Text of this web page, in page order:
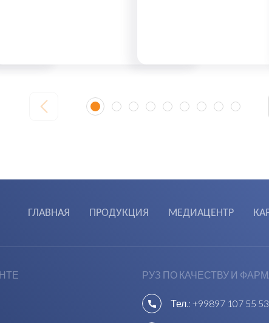
ГЛАВНАЯ ПРОДУКЦИЯ МЕДИАЦЕНТР
РУЗ ПО КАЧЕСТВУ И
Тел.: +99897 107 55 53